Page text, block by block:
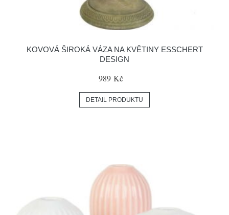
KOVOVÁ ŠIROKÁ VÁZA NA KVĚTINY ESSCHERT
DESIGN
989 Kč
DETAIL PRODUKTU